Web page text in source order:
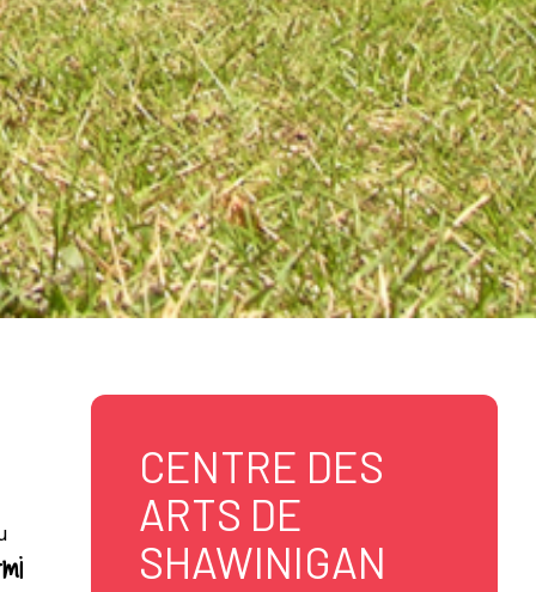
CENTRE DES
ARTS DE
SHAWINIGAN